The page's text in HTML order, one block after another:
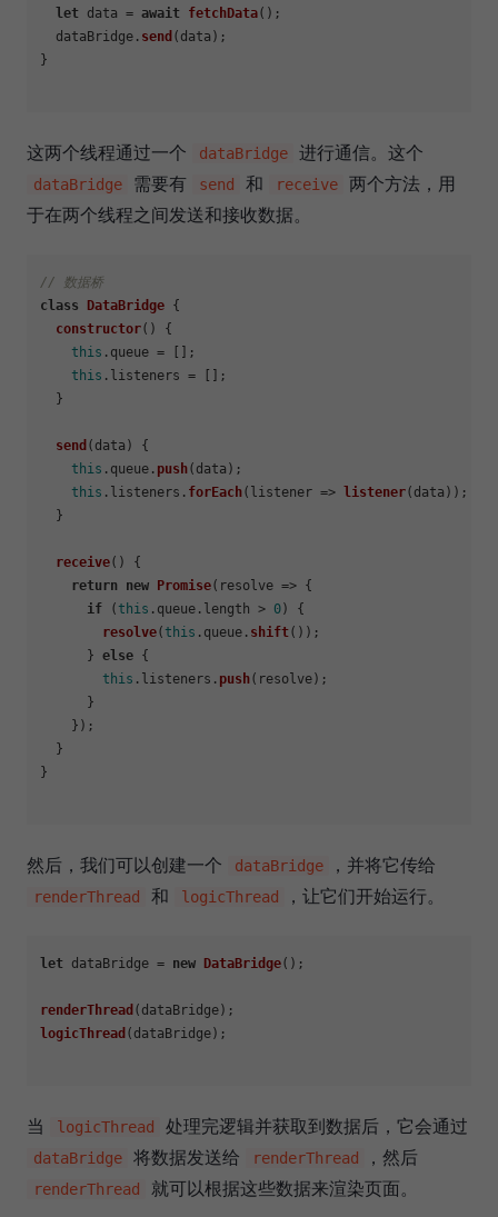
let data = await fetchData();
  dataBridge.
send (data);
}
这两个线程通过一个 dataBridge 进行通信。这个
dataBridge 需要有 send 和 receive
两个方法，用
于在两个线程之间发送和接收数据。
// 数据桥
class
DataBridge {
constructor( ) {
this . queue = [];
this . listeners = [];
  }
send ( data ) {
this . queue . push(data);
this . listeners . forEach( listener => listener(data));
  }
receive( ) {
return
new Promise( resolve => {
if (this . queue . length > 0 ) {
resolve(this . queue . shift());
      }
else {
this . listeners . push(resolve);
      }
    });
  }
}
然后，我们可以创建一个 dataBridge ，并将它传给
renderThread 和 logicThread ，让它们开始运行。
let dataBridge = new DataBridge();
renderThread
logicThread (dataBridge);
当 logicThread 处理完逻辑并获取到数据后，它会通过
dataBridge 将数据发送给 renderThread ，然后
renderThread 就可以根据这些数据来渲染页面。